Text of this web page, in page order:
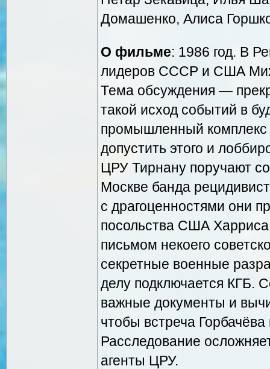
Домашенко, Алиса
О фильме: 1986 год. В
лидеров СССР и США
Тема обсуждения —
такой исход событий в
промышленный
допустить этого и
ЦРУ Тирнану поручают
Москве банда
с драгоценностями они
посольства США
письмом некоего
секретные военные
делу подключается КГБ.
важные документы и
чтобы встреча
Расследование
агенты ЦРУ.